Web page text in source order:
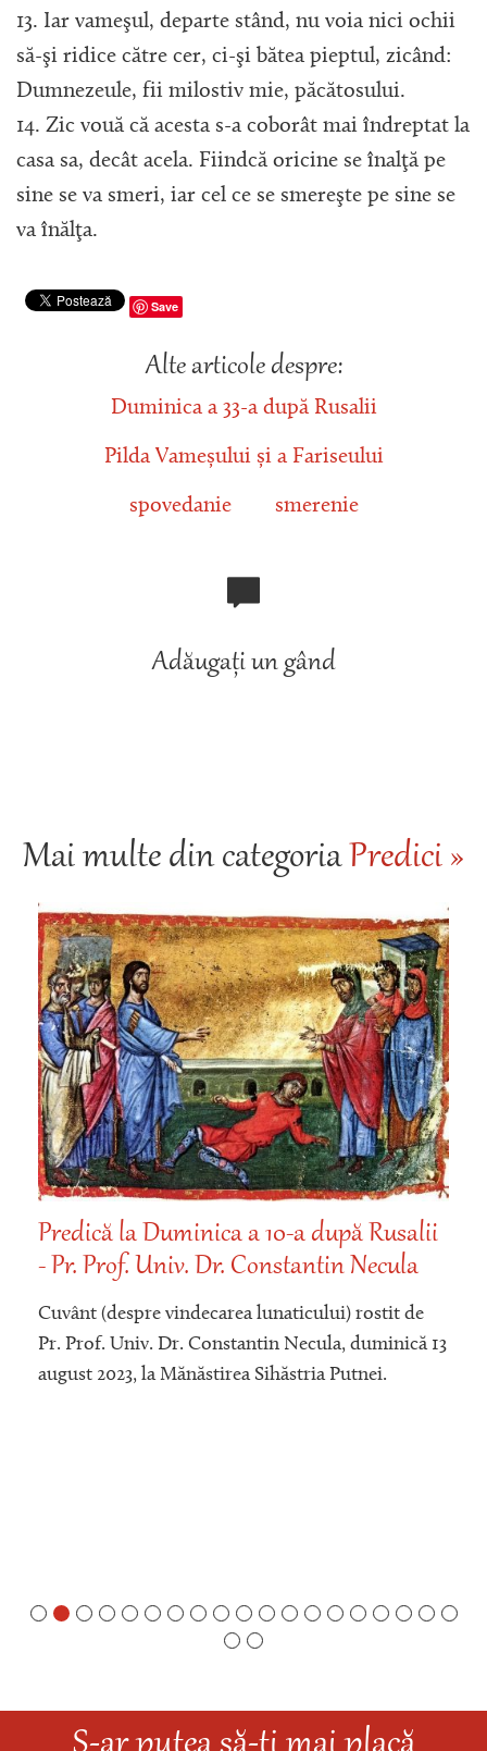
13. Iar vameşul, departe stând, nu voia nici ochii
să-şi ridice către cer, ci-şi bătea pieptul, zicând:
Dumnezeule, fii milostiv mie, păcătosului.
14. Zic vouă că acesta s-a coborât mai îndreptat la
casa sa, decât acela. Fiindcă oricine se înalţă pe
sine se va smeri, iar cel ce se smereşte pe sine se
va înălţa.
Save
Alte articole despre:
Duminica a 33-a după Rusalii
Pilda Vameșului și a Fariseului
spovedanie smerenie
Adăugați un gând
Mai multe din categoriaPredici »
Predică la Duminica a 10-a după Rusalii
- Pr. Prof. Univ. Dr. Constantin Necula
Cuvânt (despre vindecarea lunaticului) rostit de
Pr. Prof. Univ. Dr. Constantin Necula, duminică 13
august 2023, la Mănăstirea Sihăstria Putnei.